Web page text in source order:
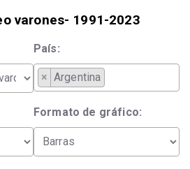
varones- 1991-2023
País:
× Argentina
Formato de gráfico: